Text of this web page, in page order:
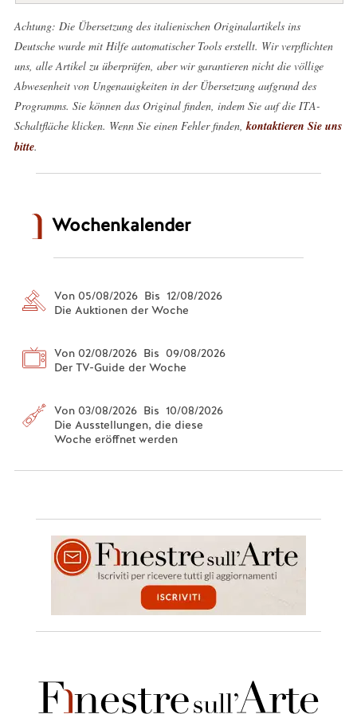
Achtung: Die Übersetzung des italienischen Originalartikels ins
Deutsche wurde mit Hilfe automatischer Tools erstellt. Wir verpflichten
uns, alle Artikel zu überprüfen, aber wir garantieren nicht die völlige
Abwesenheit von Ungenauigkeiten in der Übersetzung aufgrund des
Programms. Sie können das Original finden, indem Sie auf die ITA-
Schaltfläche klicken. Wenn Sie einen Fehler finden, kontaktieren Sie uns
bitte.
Wochenkalender
Von 05/08/2026 Bis 12/08/2026
Die Auktionen der Woche
Von 02/08/2026 Bis 09/08/2026
Der TV-Guide der Woche
Von 03/08/2026 Bis 10/08/2026
Die Ausstellungen, die diese
Woche eröffnet werden